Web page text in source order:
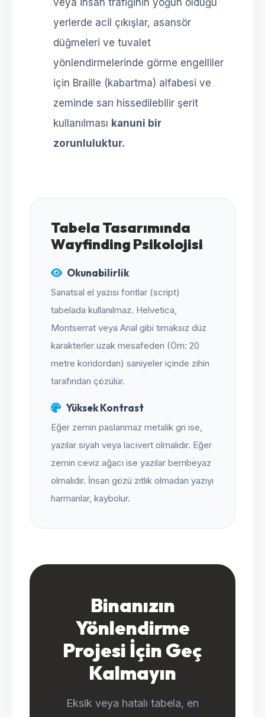
veya insan trafiğinin yoğun olduğu
yerlerde acil çıkışlar, asansör
düğmeleri ve tuvalet
yönlendirmelerinde görme engelliler
için Braille (kabartma) alfabesi ve
zeminde sarı hissedilebilir şerit
kullanılması kanuni bir
zorunluluktur.
Tabela Tasarımında
Wayfinding Psikolojisi
Okunabilirlik
Sanatsal el yazısı fontlar (script)
tabelada kullanılmaz. Helvetica,
Montserrat veya Arial gibi tırnaksız düz
karakterler uzak mesafeden (Örn: 20
metre koridordan) saniyeler içinde zihin
tarafından çözülür.
Yüksek Kontrast
Eğer zemin paslanmaz metalik gri ise,
yazılar siyah veya lacivert olmalıdır. Eğer
zemin ceviz ağacı ise yazılar bembeyaz
olmalıdır. İnsan gözü zıtlık olmadan yazıyı
harmanlar, kaybolur.
Binanızın
Yönlendirme
Projesi İçin Geç
Kalmayın
Eksik veya hatalı tabela, en